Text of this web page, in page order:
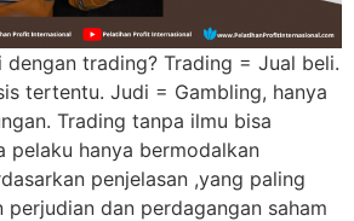
dengan trading? Trading = Jual beli.
tertentu. Judi = Gambling, hanya
Trading tanpa ilmu bisa
pelaku hanya bermodalkan
penjelasan ,yang paling
perjudian dan perdagangan saham